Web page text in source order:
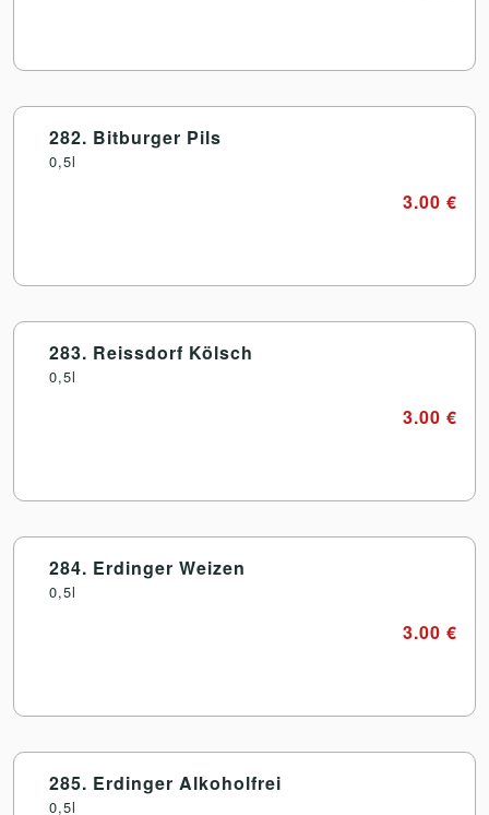
282. Bitburger Pils
0,5l
3.00 €
283. Reissdorf Kölsch
0,5l
3.00 €
284. Erdinger Weizen
0,5l
3.00 €
285. Erdinger Alkoholfrei
0,5l